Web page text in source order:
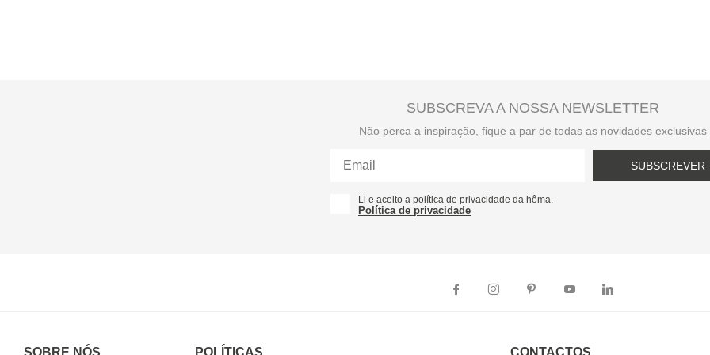
SUBSCREVA A NOSSA NEWSLETTER
Não perca a inspiração, fique a par de todas as novidades exclusivas
SUBSCREVER
Li e aceito a política de privacidade da hôma.
Política de privacidade
SOBRE NÓS POLÍTICAS CONTACTOS